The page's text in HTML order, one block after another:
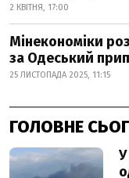
2 КВІТНЯ, 17:00
Мінекономіки
за Одеський
25 ЛИСТОПАДА 2025, 11:15
ГОЛОВНЕ